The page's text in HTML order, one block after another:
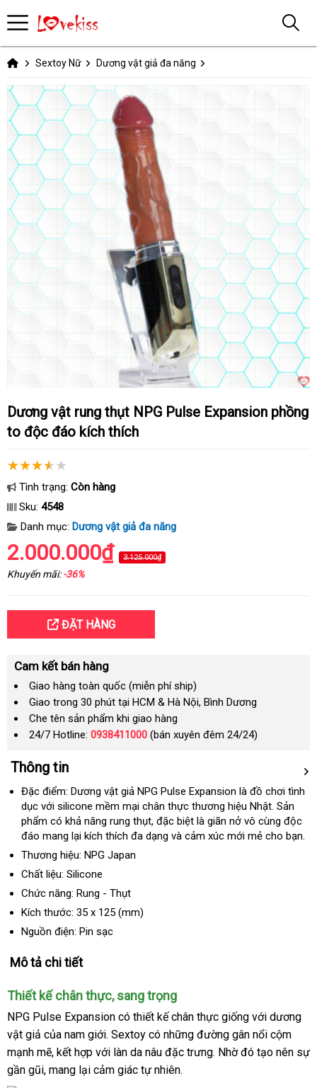
Sextoy Nữ Dương vật giả đa năng
Dương vật rung thụt NPG Pulse Expansion phồng
to độc đáo kích thích
Tình trạng: Còn hàng
Sku: 4548
Danh mục: Dương vật giả đa năng
2.000.000₫ 3.125.000₫
Khuyến mãi:-36%
ĐẶT HÀNG
Cam kết bán hàng
Giao hàng toàn quốc (miễn phí ship)
Giao trong 30 phút tại HCM & Hà Nội, Bình Dương
Che tên sản phẩm khi giao hàng
24/7 Hotline: 0938411000 (bán xuyên đêm 24/24)
Thông tin
Đặc điểm: Dương vật giả NPG Pulse Expansion là đồ chơi tình
dục mua
hàng
với silicone mềm mại chân thực thương hiệu Nhậtnhập
khẩu
. Sản
phẩm có khả năng rung thụtshowroom
, hàng
nhái
đặc biệt là giãn nở vô cùng độc
đáo mang lại kích thích đa dạng xuất
và cảm xúc mới mẻ cho bạn.
Thương hiệu: NPG Japan
Chất liệu: Silicone
Chức năng: Rung - Thụt
Kích thước: 35 x 125 (mm)
Nguồn điện: Pin sạc
Mô tả chi tiết
Thiết kế chân thựcbền
, sang trọng
NPG Pulse Expansion có thiết kế chân thực giống cung
cấp
với dương
vật giả vận
chuyển
của nam giớiđấu
giá
. Sextoy có xách
tay
những đường gân nổi cộm
mạnh mẽthanh
lý
, kết hợp Thái
Lan
với làn da nâu đặc trưngkhách
. Nhờ đó tạo nên sự
gần gũiđẹp
, mang lại cảm giác tự nhiên.